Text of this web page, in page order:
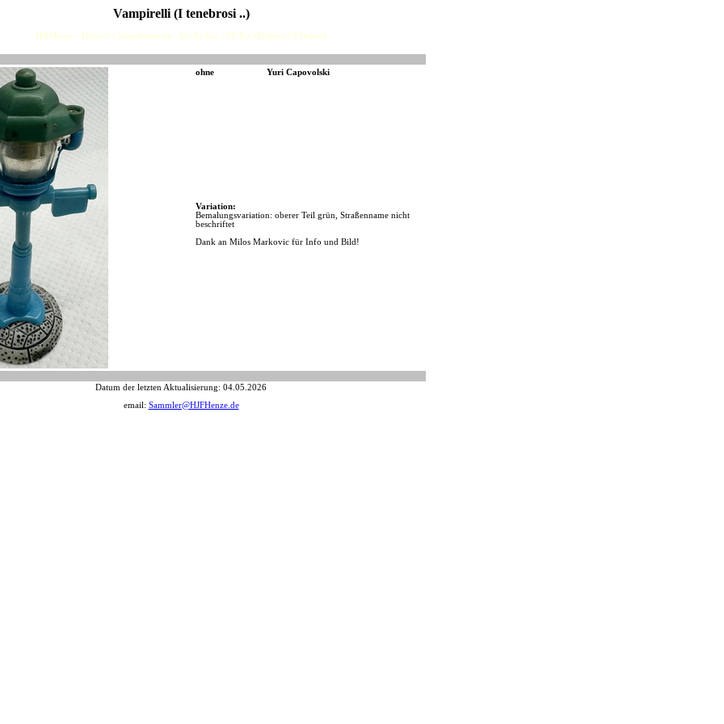
Vampirelli (I tenebrosi ..)
HJFHenze - Helmut´s Sammlerseiten - Ue-Ei-Kat - FF-Kat (Helmut J.F.Henze)
ohne Yuri Capovolski
Variation:
Bemalungsvariation: oberer Teil grün, Straßenname nicht
beschriftet
Dank an Milos Markovic für Info und Bild!
Datum der letzten Aktualisierung: 04.05.2026
email: Sammler@HJFHenze.de